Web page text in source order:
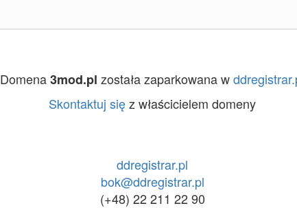
Domena3mod.pl została zaparkowana w
Skontaktuj sięz właścicielem domeny
ddregistrar.pl
bok@ddregistrar.pl
(+48) 22 211 22 90